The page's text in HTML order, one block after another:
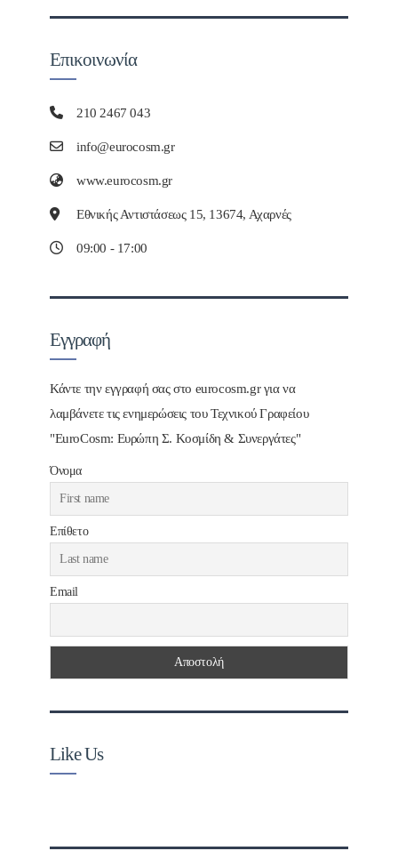
Επικοινωνία
210 2467 043
info@eurocosm.gr
www.eurocosm.gr
Εθνικής Αντιστάσεως 15, 13674, Αχαρνές
09:00 - 17:00
Εγγραφή
Κάντε την εγγραφή σας στο eurocosm.gr για να
λαμβάνετε τις ενημερώσεις του Τεχνικού Γραφείου
"EuroCosm: Ευρώπη Σ. Κοσμίδη & Συνεργάτες"
Όνομα
Επίθετο
Email
Like Us